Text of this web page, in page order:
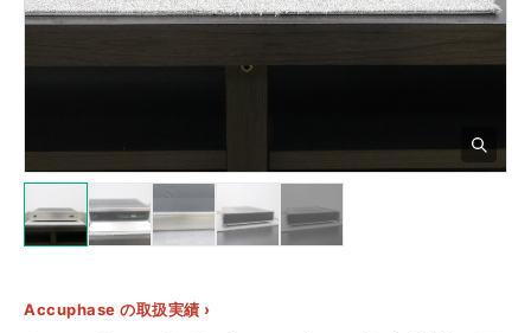
Accuphase の取扱実績 ›